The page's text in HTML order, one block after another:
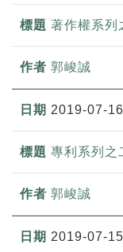
著作權系列
郭峻誠
2019-07-16
專利系列之
郭峻誠
2019-07-15